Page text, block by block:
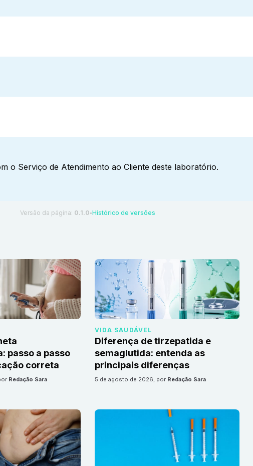
o Serviço de Atendimento ao Cliente deste laboratório.
Versão da página: 0.1.0 ●Histórico de versões
passo a passo
correta
Redação Sara
VIDA SAUDÁVEL
Diferença de tirzepatida e
semaglutida: entenda as
principais diferenças
5 de agosto de 2026, por Redação Sara